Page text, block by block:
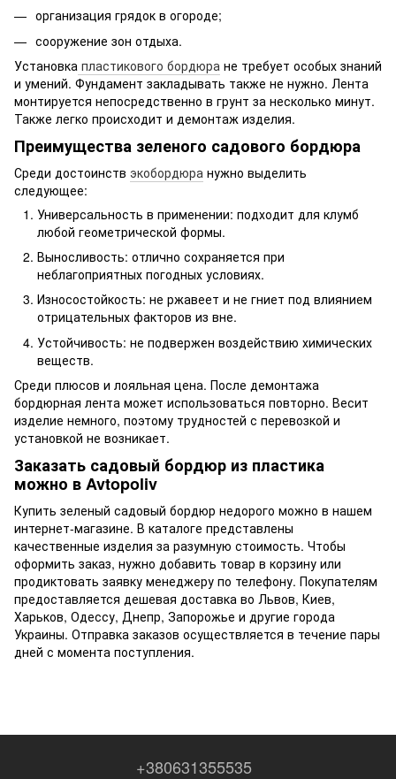
организация грядок в огороде;
сооружение зон отдыха.
Установка пластикового бордюра не требует особых знаний
и умений. Фундамент закладывать также не нужно. Лента
монтируется непосредственно в грунт за несколько минут.
Также легко происходит и демонтаж изделия.
Преимущества зеленого садового бордюра
Среди достоинств экобордюра нужно выделить
следующее:
Универсальность в применении: подходит для клумб
любой геометрической формы.
Выносливость: отлично сохраняется при
неблагоприятных погодных условиях.
Износостойкость: не ржавеет и не гниет под влиянием
отрицательных факторов из вне.
Устойчивость: не подвержен воздействию химических
веществ.
Среди плюсов и лояльная цена. После демонтажа
бордюрная лента может использоваться повторно. Весит
изделие немного, поэтому трудностей с перевозкой и
установкой не возникает.
Заказать садовый бордюр из пластика
можно в Avtopoliv
Купить зеленый садовый бордюр недорого можно в нашем
интернет-магазине. В каталоге представлены
качественные изделия за разумную стоимость. Чтобы
оформить заказ, нужно добавить товар в корзину или
продиктовать заявку менеджеру по телефону. Покупателям
предоставляется дешевая доставка во Львов, Киев,
Харьков, Одессу, Днепр, Запорожье и другие города
Украины. Отправка заказов осуществляется в течение пары
дней с момента поступления.
+380631355535